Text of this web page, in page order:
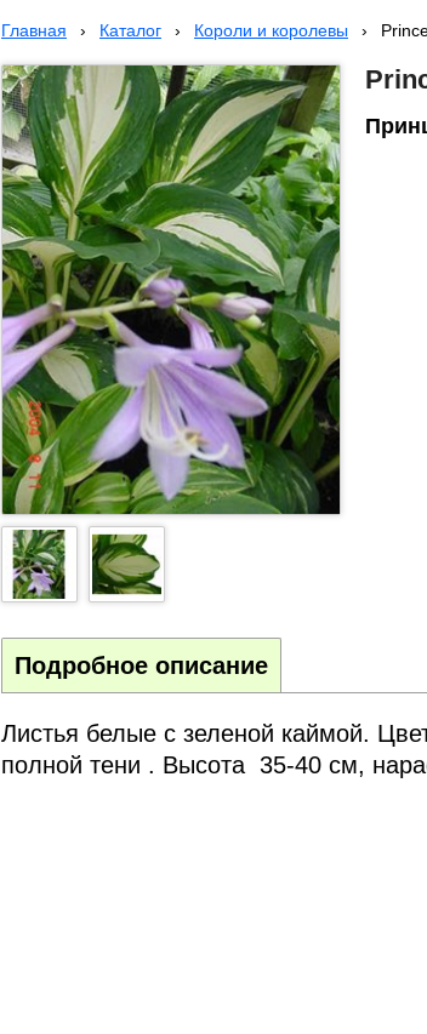
Главная › Каталог › Короли и королевы ›
Подробное описание
Листья белые с зеленой каймой.
полной тени . Высота 35-40 см,